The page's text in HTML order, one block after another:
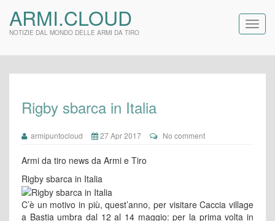
ARMI.CLOUD
NOTIZIE DAL MONDO DELLE ARMI DA TIRO
Rigby sbarca in Italia
armipuntocloud 27 Apr 2017 No comment
Armi da tiro news da Armi e Tiro
Rigby sbarca in Italia
C’è un motivo in più, quest’anno, per visitare Caccia village
a Bastia umbra dal 12 al 14 maggio: per la prima volta in